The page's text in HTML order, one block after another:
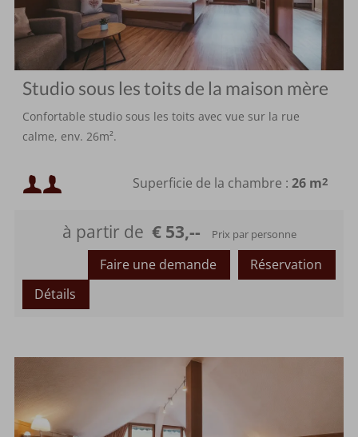
Studio sous les toits de la maison mère
Confortable studio sous les toits avec vue sur la rue
calme, env. 26m².
Occupation minimale :
Occupation maximale :
Superficie de la chambre : 26 m2
à partir de € 53,-- Prix par personne
Réservation
Faire une demande
Détails